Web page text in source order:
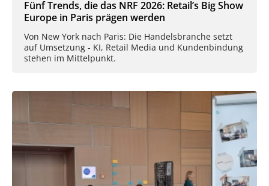
Fünf Trends, die das NRF 2026: Retail’s Big Show
Europe in Paris prägen werden
Von New York nach Paris: Die Handelsbranche setzt
auf Umsetzung - KI, Retail Media und Kundenbindung
stehen im Mittelpunkt.